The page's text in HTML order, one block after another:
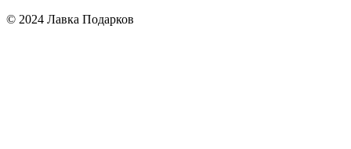
© 2024 Лавка Подарков